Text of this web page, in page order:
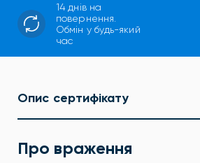
14 днів на
повернення.
Обмін у будь-який
час
Опис сертифікату
Про враження